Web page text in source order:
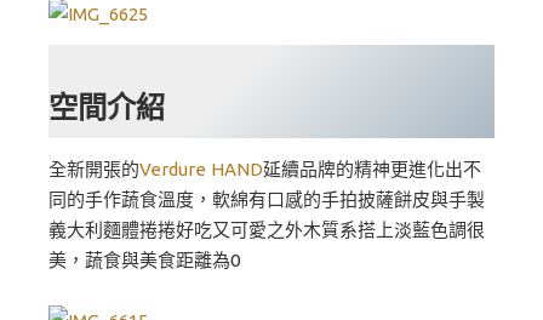
空間介紹
全新開張的Verdure HAND延續品牌的精神更進化出不
同的手作蔬食溫度，軟綿有口感的手拍披薩餅皮與手製
義大利麵體捲捲好吃又可愛之外木質系搭上淡藍色調很
美，蔬食與美食距離為0